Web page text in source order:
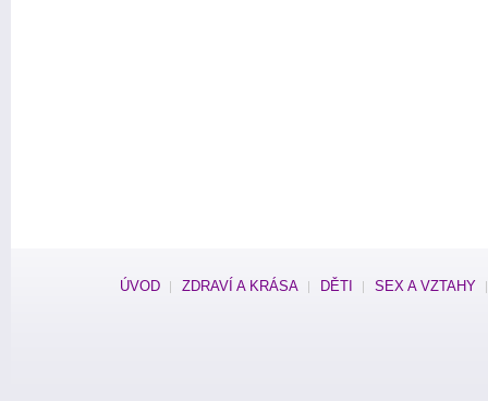
ÚVOD ZDRAVÍ A KRÁSA DĚTI SEX A VZTAHY